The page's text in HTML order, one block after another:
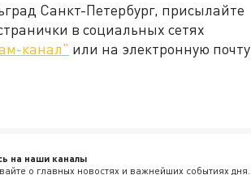
Санкт-Петербург, присылайте
в социальных сетях
канал" или на электронную почту
на наши каналы
о главных новостях и важнейших событиях дня.